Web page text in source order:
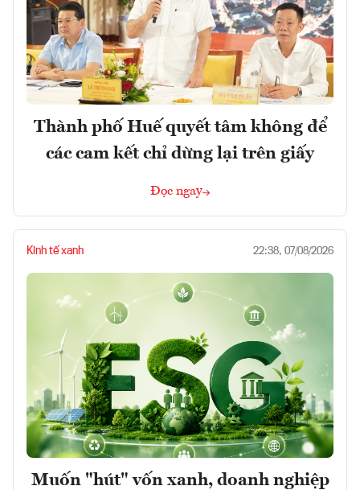
Thành phố Huế quyết tâm không để
các cam kết chỉ dừng lại trên giấy
Đọc ngay
Kinh tế xanh 22:38, 07/08/2026
Muốn "hút" vốn xanh, doanh nghiệp